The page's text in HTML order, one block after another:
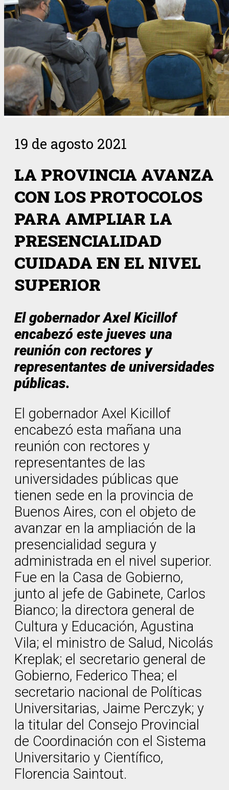
19 de agosto 2021
LA PROVINCIA AVANZA
CON LOS PROTOCOLOS
PARA AMPLIAR LA
PRESENCIALIDAD
CUIDADA EN EL NIVEL
SUPERIOR
El gobernador Axel Kicillof
encabezó este jueves una
reunión con rectores y
representantes de universidades
públicas.
El gobernador Axel Kicillof
encabezó esta mañana una
reunión con rectores y
representantes de las
universidades públicas que
tienen sede en la provincia de
Buenos Aires, con el objeto de
avanzar en la ampliación de la
presencialidad segura y
administrada en el nivel superior.
Fue en la Casa de Gobierno,
junto al jefe de Gabinete, Carlos
Bianco; la directora general de
Cultura y Educación, Agustina
Vila; el ministro de Salud, Nicolás
Kreplak; el secretario general de
Gobierno, Federico Thea; el
secretario nacional de Políticas
Universitarias, Jaime Perczyk; y
la titular del Consejo Provincial
de Coordinación con el Sistema
Universitario y Científico,
Florencia Saintout.